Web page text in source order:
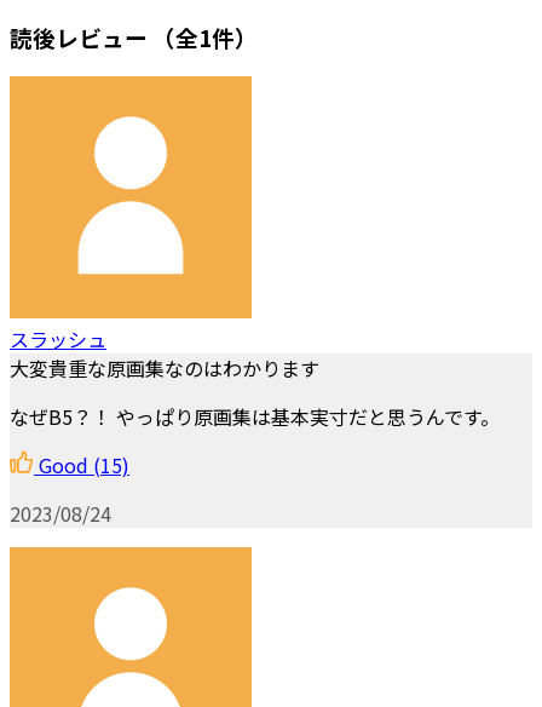
読後レビュー （全1件）
スラッシュ
大変貴重な原画集なのはわかります
なぜB5？！ やっぱり原画集は基本実寸だと思うんです。
Good (15)
2023/08/24